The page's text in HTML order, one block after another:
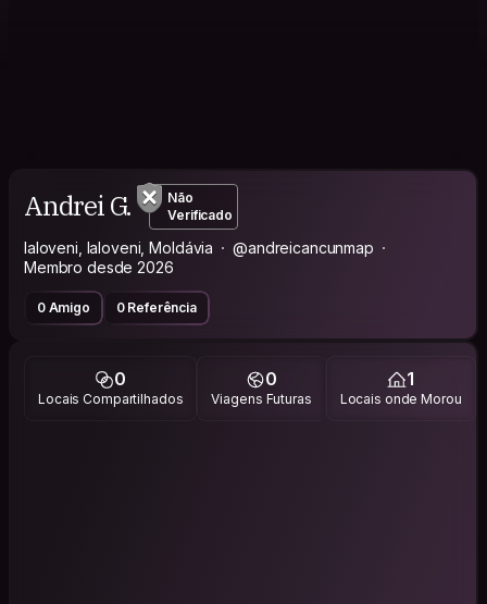
Andrei G.
Não
Verificado
Ialoveni, Ialoveni, Moldávia
@andreicancunmap
Membro desde 2026
0 Amigo 0 Referência
0
Locais Compartilhados
0
Viagens Futuras
1
Locais onde Morou